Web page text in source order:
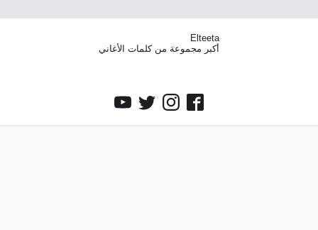
Elteeta
أكبر مجموعة من كلمات الأغاني